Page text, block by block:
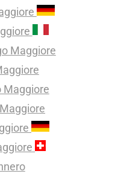
Maggiore
Maggiore